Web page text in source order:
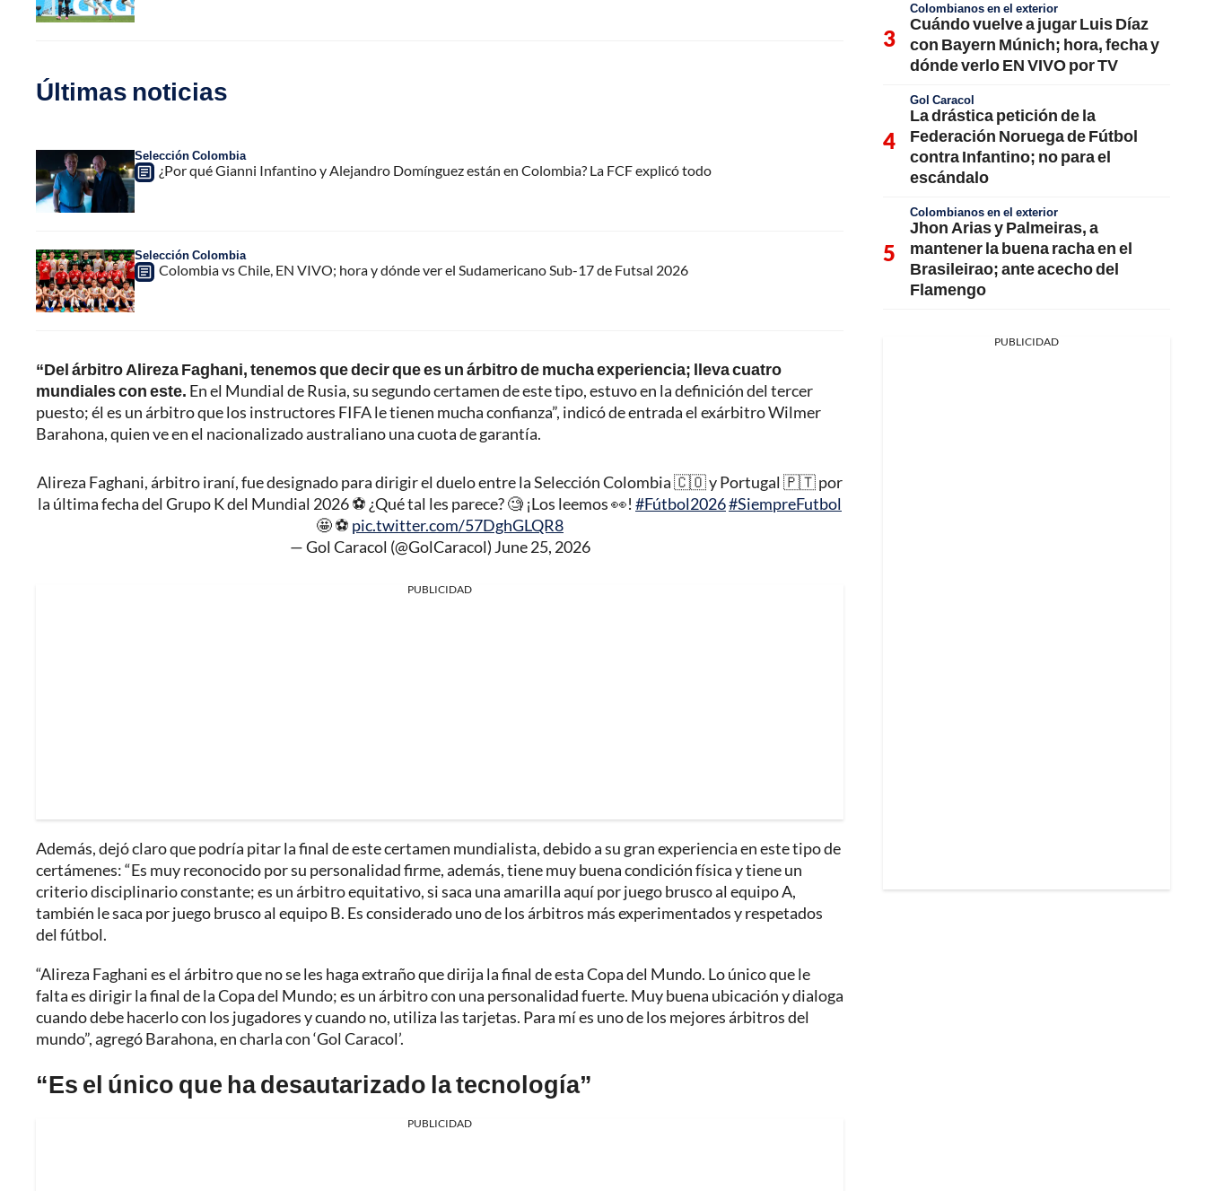
Últimas noticias
Selección Colombia
¿Por qué Gianni Infantino y Alejandro Domínguez están en Colombia? La FCF explicó todo
Selección Colombia
Colombia vs Chile, EN VIVO; hora y dónde ver el Sudamericano Sub-17 de Futsal 2026
“Del árbitro Alireza Faghani, tenemos que decir que es un árbitro de mucha experiencia; lleva cuatro
mundiales con este. En el Mundial de Rusia, su segundo certamen de este tipo, estuvo en la definición del tercer
puesto; él es un árbitro que los instructores FIFA le tienen mucha confianza”, indicó de entrada el exárbitro Wilmer
Barahona, quien ve en el nacionalizado australiano una cuota de garantía.
Alireza Faghani, árbitro iraní, fue designado para dirigir el duelo entre la Selección Colombia 🇨🇴 y Portugal 🇵🇹 por
la última fecha del Grupo K del Mundial 2026 ⚽ ¿Qué tal les parece? 🧐 ¡Los leemos 👀! #Fútbol2026#SiempreFutbol
🤩 ⚽ pic.twitter.com/57DghGLQR8
— Gol Caracol (@GolCaracol) June 25, 2026
PUBLICIDAD
Además, dejó claro que podría pitar la final de este certamen mundialista, debido a su gran experiencia en este tipo de
certámenes: “Es muy reconocido por su personalidad firme, además, tiene muy buena condición física y tiene un
criterio disciplinario constante; es un árbitro equitativo, si saca una amarilla aquí por juego brusco al equipo A,
también le saca por juego brusco al equipo B. Es considerado uno de los árbitros más experimentados y respetados
del fútbol.
“Alireza Faghani es el árbitro que no se les haga extraño que dirija la final de esta Copa del Mundo. Lo único que le
falta es dirigir la final de la Copa del Mundo; es un árbitro con una personalidad fuerte. Muy buena ubicación y dialoga
cuando debe hacerlo con los jugadores y cuando no, utiliza las tarjetas. Para mí es uno de los mejores árbitros del
mundo”, agregó Barahona, en charla con ‘Gol Caracol’.
“Es el único que ha desautarizado la tecnología”
PUBLICIDAD
Colombianos en el exterior
Cuándo vuelve a jugar Luis Díaz
con Bayern Múnich; hora, fecha y
dónde verlo EN VIVO por TV
Gol Caracol
La drástica petición de la
Federación Noruega de Fútbol
contra Infantino; no para el
escándalo
Colombianos en el exterior
Jhon Arias y Palmeiras, a
mantener la buena racha en el
Brasileirao; ante acecho del
Flamengo
PUBLICIDAD